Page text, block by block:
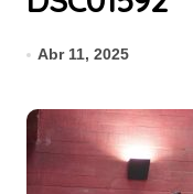
Abr 11, 2025